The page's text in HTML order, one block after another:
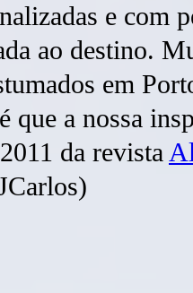
e com
ao destino.
em
que a nossa
da revista